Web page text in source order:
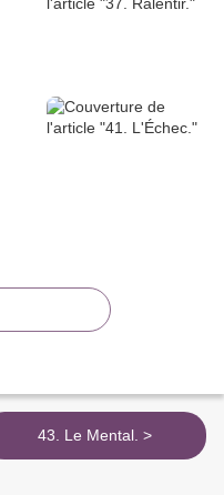
43. Le Mental. >